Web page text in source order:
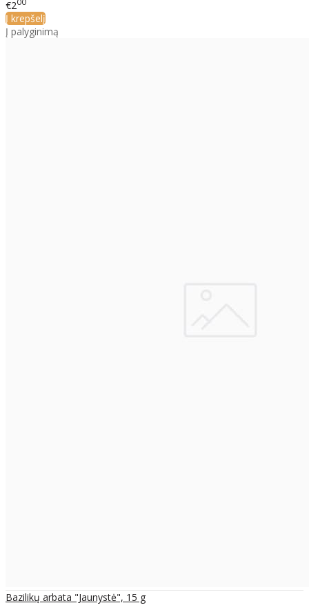
€200
Į krepšelį
Į palyginimą
Bazilikų arbata "Jaunystė", 15 g